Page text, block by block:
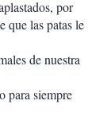
por
que las patas le
de nuestra
para siempre